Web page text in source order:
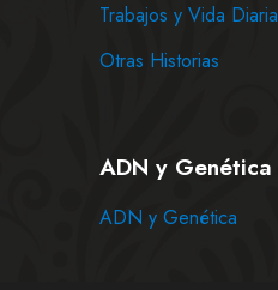
Trabajos y Vida Diaria
Otras Historias
ADN y Genética
ADN y Genética